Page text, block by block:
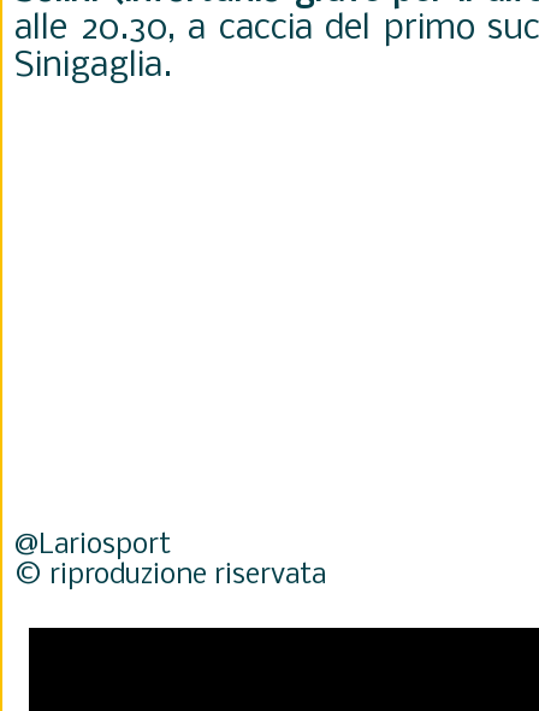
alle 20.30, a caccia del primo
Sinigaglia.
@Lariosport
© riproduzione riservata